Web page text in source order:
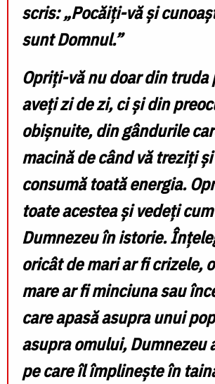
scris: „Pocăiți-vă și
sunt Domnul.”
Opriți-vă nu doar din truda
aveți zi de zi, ci și din
obișnuite, din gândurile
macină de când vă treziți
consumă toată energia.
toate acestea și vedeți
Dumnezeu în istorie.
oricât de mari ar fi crizele,
mare ar fi minciuna sau
care apasă asupra unui
asupra omului, Dumnezeu
pe care îl împlinește în